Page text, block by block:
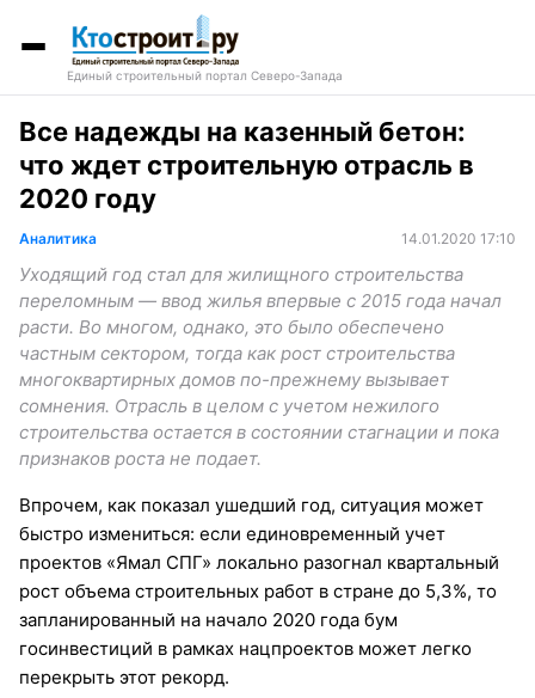
Единый строительный портал Северо-Запада
Все надежды на казенный бетон:
что ждет строительную отрасль в
2020 году
Аналитика 14.01.2020 17:10
Уходящий год стал для жилищного строительства
переломным — ввод жилья впервые с 2015 года начал
расти. Во многом, однако, это было обеспечено
частным сектором, тогда как рост строительства
многоквартирных домов по-прежнему вызывает
сомнения. Отрасль в целом с учетом нежилого
строительства остается в состоянии стагнации и пока
признаков роста не подает.
Впрочем, как показал ушедший год, ситуация может
быстро измениться: если единовременный учет
проектов «Ямал СПГ» локально разогнал квартальный
рост объема строительных работ в стране до 5,3%, то
запланированный на начало 2020 года бум
госинвестиций в рамках нацпроектов может легко
перекрыть этот рекорд.